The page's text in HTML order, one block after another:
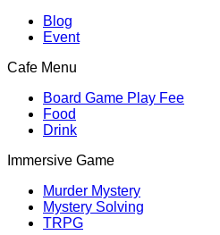
Blog
Event
Cafe Menu
Board Game Play Fee
Food
Drink
Immersive Game
Murder Mystery
Mystery Solving
TRPG